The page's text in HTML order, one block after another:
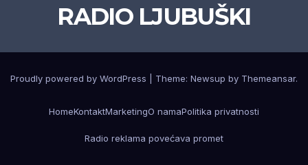
RADIO LJUBUŠKI
Proudly powered by WordPress Theme: Newsup by Themeansar.
HomeKontaktMarketingO namaPolitika privatnosti
Radio reklama povećava promet